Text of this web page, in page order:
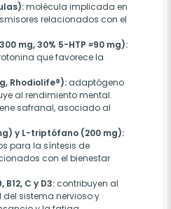
molécula implicada en
relacionados con el
mg, 30% 5-HTP ≈90 mg):
que favorece la
Rhodiolife®): adaptógeno
al rendimiento mental.
safranal, asociado al
y L-triptófano (200 mg):
para la síntesis de
con el bienestar
B12, C y D3: contribuyen al
sistema nervioso y